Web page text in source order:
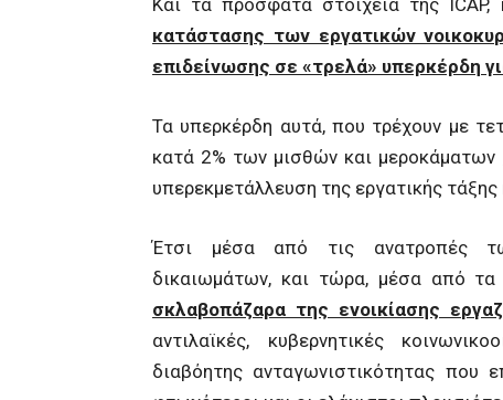
κατάστασης των εργατικών
επιδείνωσης σε «τρελά» υπερκέρδη
Τα υπερκέρδη αυτά, που τρέχουν με
κατά 2% των μισθών και μεροκάματων
υπερεκμετάλλευση της εργατικής
Έτσι μέσα από τις ανατροπές
δικαιωμάτων, και τώρα, μέσα από
σκλαβοπάζαρα της ενοικίασης
αντιλαϊκές, κυβερνητικές
διαβόητης ανταγωνιστικότητας που